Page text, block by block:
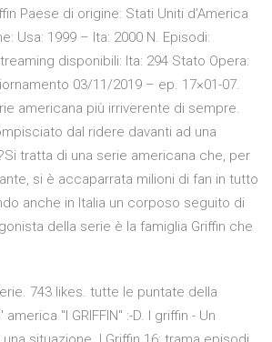
Paese di origine: Stati Uniti d’America
Usa: 1999 – Ita: 2000 N. Episodi:
disponibili: Ita: 294 Stato Opera:
03/11/2019 – ep. 17×01-07.
americana più irriverente di sempre.
dal ridere davanti ad una
tratta di una serie americana che, per
si è accaparrata milioni di fan in tutto
anche in Italia un corposo seguito di
della serie è la famiglia Griffin che
743 likes. tutte le puntate della
"I GRIFFIN" :-D. I griffin - Un